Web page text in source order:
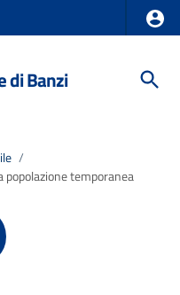
di Banzi
/
popolazione temporanea